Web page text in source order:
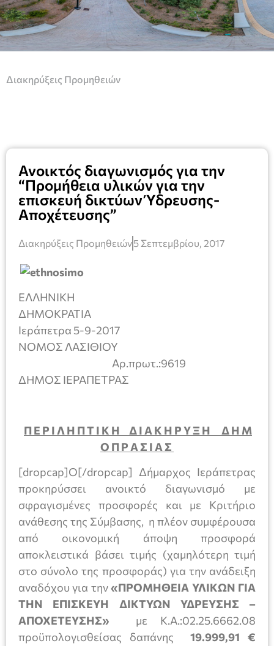
Διακηρύξεις Προμηθειών
Ανοικτός διαγωνισμός για την
“Προμήθεια υλικών για την
επισκευή δικτύων Ύδρευσης-
Αποχέτευσης”
Διακηρύξεις Προμηθειών5 Σεπτεμβρίου, 2017
ΕΛΛΗΝΙΚΗ
Ιεράπετρα 5-9-2017
ΝΟΜΟΣ ΛΑΣΙΘΙΟΥ
Αρ.πρωτ.:9619
ΔΗΜΟΣ ΙΕΡΑΠΕΤΡΑΣ
Π Ε Ρ Ι Λ Η Π Τ Ι Κ Η Δ Ι Α Κ Η Ρ Υ Ξ Η Δ Η Μ
Ο Π Ρ Α Σ Ι Α Σ
[dropcap]Ο[/dropcap] Δήμαρχος Ιεράπετρας
προκηρύσσει ανοικτό διαγωνισμό με
σφραγισμένες προσφορές και με Κριτήριο
ανάθεσης της Σύμβασης, η πλέον συμφέρουσα
από οικονομική άποψη προσφορά
αποκλειστικά βάσει τιμής (χαμηλότερη τιμή
στο σύνολο της προσφοράς) για την ανάδειξη
αναδόχου για την«ΠΡΟΜΗΘΕΙΑ ΥΛΙΚΩΝ ΓΙΑ
ΤΗΝ ΕΠΙΣΚΕΥΗ ΔΙΚΤΥΩΝ ΥΔΡΕΥΣΗΣ –
ΑΠΟΧΕΤΕΥΣΗΣ» με Κ.Α.:02.25.6662.08
προϋπολογισθείσας δαπάνης 19.999,91 €